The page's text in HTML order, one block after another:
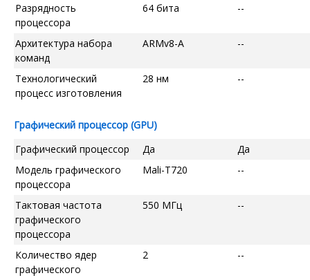
Разрядность
процессора
64 бита --
Архитектура набора
команд
ARMv8-A --
Технологический
процесс изготовления
28 нм --
Графический процессор (GPU)
Графический процессор
Да
Да
Модель графического
процессора
Mali-T720 --
Тактовая частота
графического
процессора
550 МГц --
Количество ядер
графического
2 --